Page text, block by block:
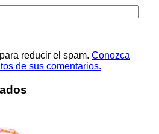
reducir el spam. Conozca
de sus comentarios.